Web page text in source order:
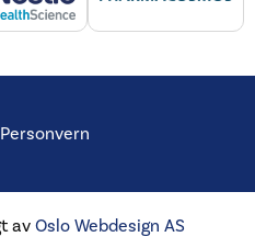
Personvern
avOslo Webdesign AS